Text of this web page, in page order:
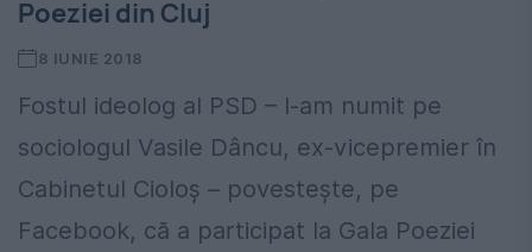
Poeziei din Cluj
8 IUNIE 2018
Fostul ideolog al PSD – l-am numit pe
sociologul Vasile Dâncu, ex-vicepremier în
Cabinetul Cioloș – povestește, pe
Facebook, că a participat la Gala Poeziei